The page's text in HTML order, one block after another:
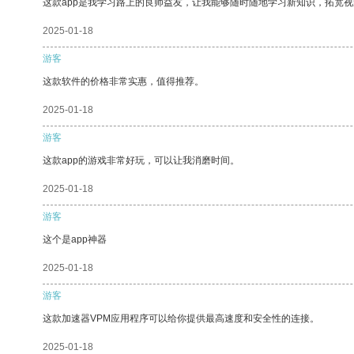
这款app是我学习路上的良师益友，让我能够随时随地学习新知识，拓宽
2025-01-18
游客
这款软件的价格非常实惠，值得推荐。
2025-01-18
游客
这款app的游戏非常好玩，可以让我消磨时间。
2025-01-18
游客
这个是app神器
2025-01-18
游客
这款加速器VPM应用程序可以给你提供最高速度和安全性的连接。
2025-01-18